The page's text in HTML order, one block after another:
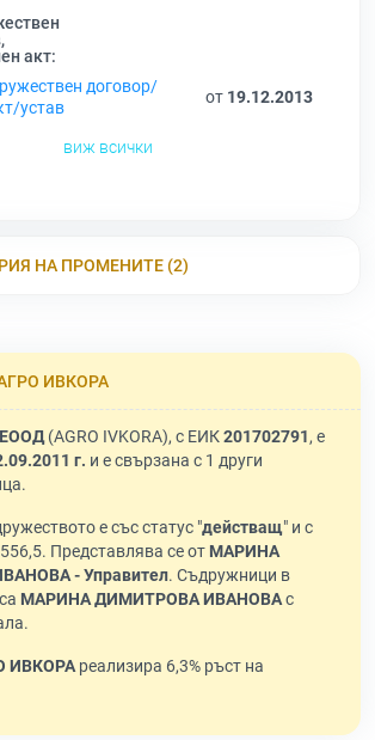
акт:
договор/
устав
от 19.12.2013
виж всички
НА ПРОМЕНИТЕ (2)
ИВКОРА
(AGRO IVKORA), с ЕИК201702791, е
г. и е свързана с 1 други
е със статус "действащ" и с
Представлява се от МАРИНА
- Управител. Съдружници в
МАРИНА ДИМИТРОВА ИВАНОВАс
ИВКОРАреализира 6,3% ръст на